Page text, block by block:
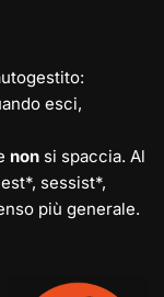
esci,
non si spaccia. Al
sessist*,
più generale.